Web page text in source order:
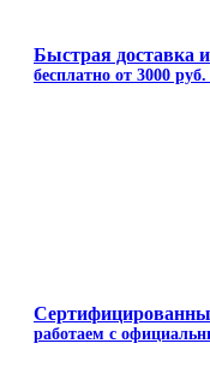
Быстрая доставка
бесплатно от 3000
работаем с